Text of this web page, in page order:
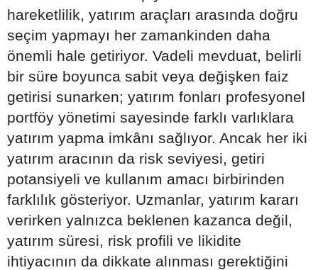
hareketlilik, yatırım araçları arasında doğru
seçim yapmayı her zamankinden daha
önemli hale getiriyor. Vadeli mevduat, belirli
bir süre boyunca sabit veya değişken faiz
getirisi sunarken; yatırım fonları profesyonel
portföy yönetimi sayesinde farklı varlıklara
yatırım yapma imkânı sağlıyor. Ancak her iki
yatırım aracının da risk seviyesi, getiri
potansiyeli ve kullanım amacı birbirinden
farklılık gösteriyor. Uzmanlar, yatırım kararı
verirken yalnızca beklenen kazanca değil,
yatırım süresi, risk profili ve likidite
ihtiyacının da dikkate alınması gerektiğini